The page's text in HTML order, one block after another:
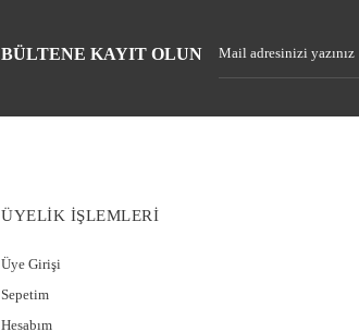
BÜLTENE KAYIT OLUN
ÜYELİK İŞLEMLERİ
Üye Girişi
Sepetim
Hesabım